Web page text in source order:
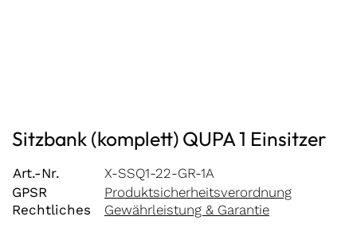
Sitzbank (komplett) QUPA 1 Einsitzer
Art.-Nr.
X-SSQ1-22-GR-1A
GPSR
Produktsicherheitsverordnung
Rechtliches
Gewährleistung & Garantie